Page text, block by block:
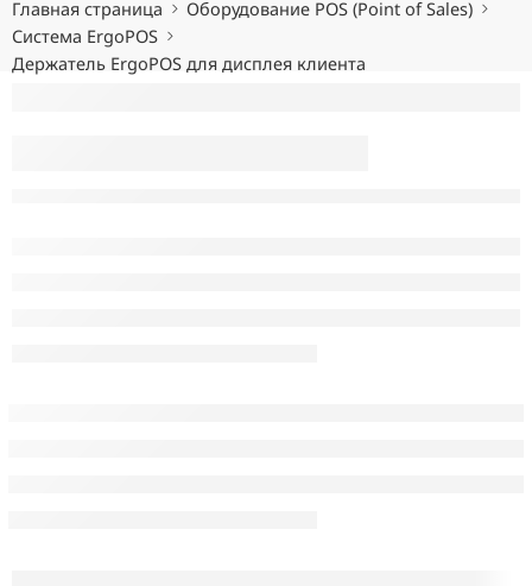
Главная страница
Оборудование POS (Point of Sales)
Система ErgoPOS
Держатель ErgoPOS для дисплея клиента